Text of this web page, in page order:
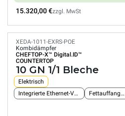
15.320,00 €zzgl. MwSt
XEDA-1011-EXRS-POE
Kombidämpfer
CHEFTOP-X™ Digital.ID™
COUNTERTOP
10 GN 1/1 Bleche
Elektrisch
Integrierte Ethernet-Verbindung
Fettauffangsystem